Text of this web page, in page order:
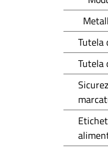
Tutela
Tutela